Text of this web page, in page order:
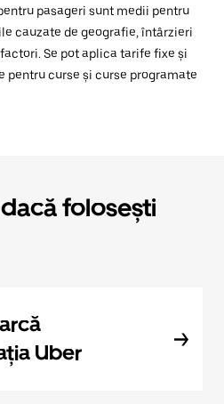
pasageri sunt medii pentru
cauzate de geografie, întârzieri
Se pot aplica tarife fixe și
pentru curse și curse programate
folosești
Uber